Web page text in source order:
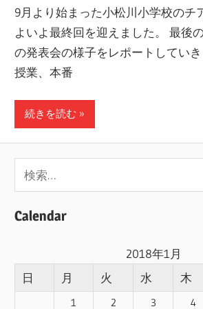
ー
ト
し
ま
9月より始まった小松川小学校のチ
よいよ最終回を迎えました。 最後
の発表会の様子をレポートしてい
授業、本番
続きを読む
索:
Calendar
2018年1月
日
月 火 水 木
1 2 3 4